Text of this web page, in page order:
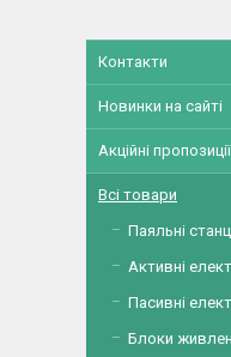
Контакти
Новинки на сайті
Акційні пропозиції
Всі товари
Паяльні
Активні
Пасивні
Блоки